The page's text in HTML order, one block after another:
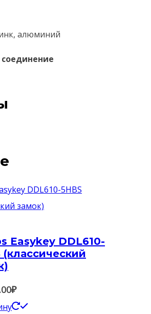
алюминий
Easykey DDL610-
(классический
₽